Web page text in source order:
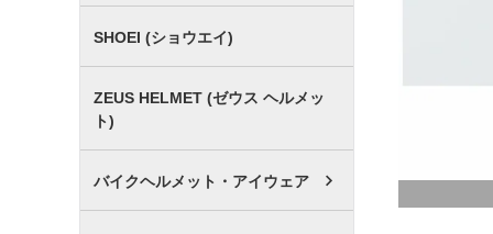
SHOEI (ショウエイ)
ZEUS HELMET (ゼウス ヘルメッ
ト)
バイクヘルメット・アイウェア